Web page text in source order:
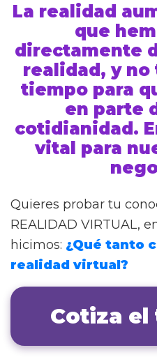
La realidad
que
directamente
realidad, y no
tiempo para
en parte
cotidianidad.
vital para
Quieres probar tu
REALIDAD VIRTUAL,
hicimos: ¿Qué tanto
realidad virtual?
Cotiza